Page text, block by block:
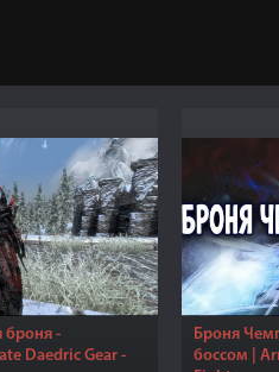
броня -
Daedric Gear -
Броня
боссом |